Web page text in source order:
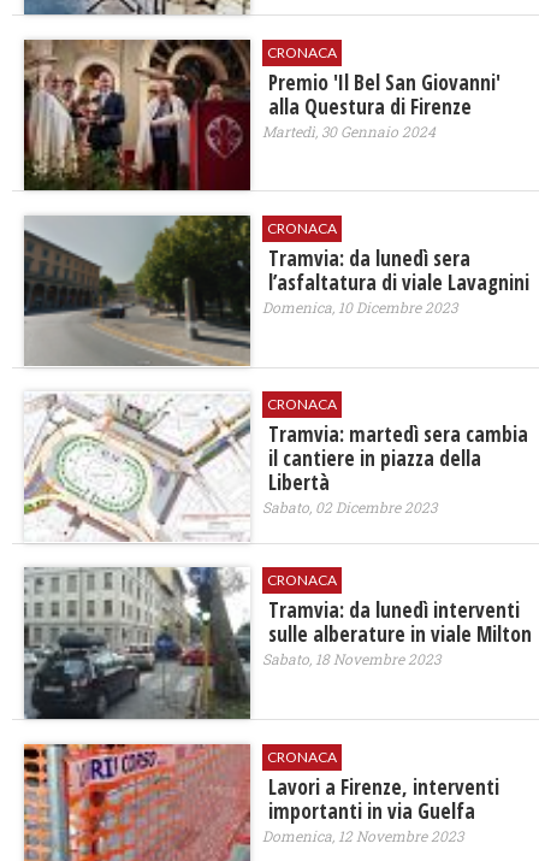
CRONACA
Premio 'Il Bel San Giovanni'
alla Questura di Firenze
Martedì, 30 Gennaio 2024
CRONACA
Tramvia: da lunedì sera
l’asfaltatura di viale Lavagnini
Domenica, 10 Dicembre 2023
CRONACA
Tramvia: martedì sera cambia
il cantiere in piazza della
Libertà
Sabato, 02 Dicembre 2023
CRONACA
Tramvia: da lunedì interventi
sulle alberature in viale Milton
Sabato, 18 Novembre 2023
CRONACA
Lavori a Firenze, interventi
importanti in via Guelfa
Domenica, 12 Novembre 2023